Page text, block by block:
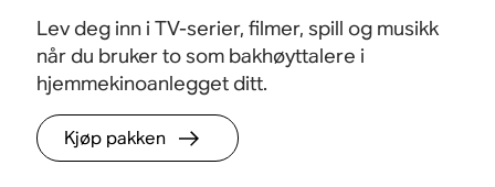
Lev deg inn i TV-serier, filmer, spill og musikk
når du bruker to som bakhøyttalere i
hjemmekinoanlegget ditt.
Kjøp pakken